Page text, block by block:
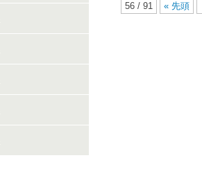
56 / 91 « 先頭